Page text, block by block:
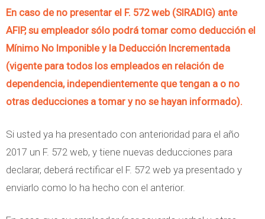
En caso de no presentar el F. 572 web (SIRADIG) ante
AFIP, su empleador sólo podrá tomar como deducción el
Mínimo No Imponible y la Deducción Incrementada
(vigente para todos los empleados en relación de
dependencia, independientemente que tengan a o no
otras deducciones a tomar y no se hayan informado).
Si usted ya ha presentado con anterioridad para el año
2017 un F. 572 web, y tiene nuevas deducciones para
declarar, deberá rectificar el F. 572 web ya presentado y
enviarlo como lo ha hecho con el anterior.